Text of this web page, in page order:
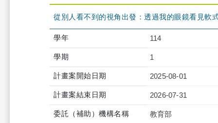
從別人看不到的視角出發：透過我的眼鏡看見軟
學年 114
學期 1
計畫案開始日期 2025-08-01
計畫案結束日期 2026-07-31
委託（補助）機構名稱 教育部